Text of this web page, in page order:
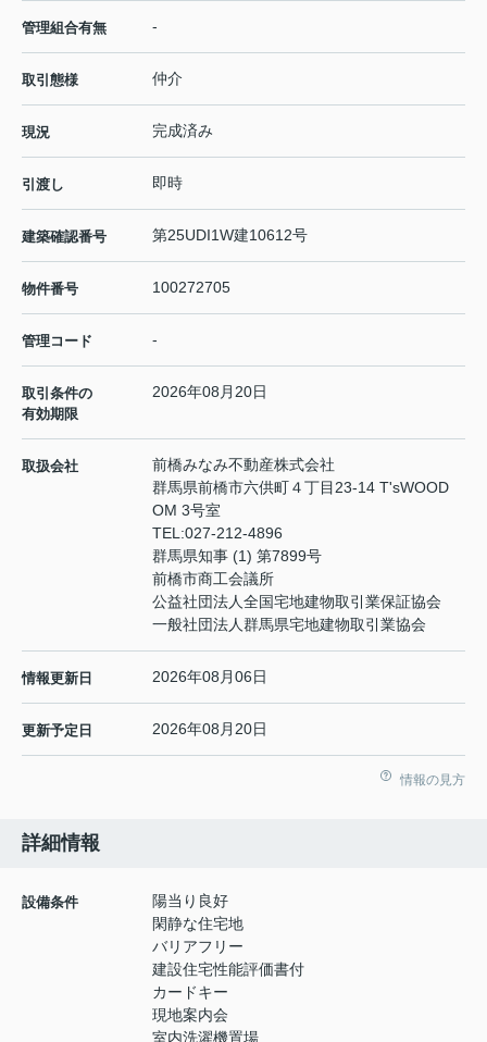
管理組合有無 -
取引態様 仲介
現況 完成済み
引渡し 即時
建築確認番号 第25UDI1W建10612号
物件番号 100272705
管理コード -
取引条件の
有効期限
2026年08月20日
取扱会社
前橋みなみ不動産株式会社
群馬県前橋市六供町４丁目23‐14 T'sWOOD
OM 3号室
TEL:027-212-4896
群馬県知事 (1) 第7899号
前橋市商工会議所
公益社団法人全国宅地建物取引業保証協会
一般社団法人群馬県宅地建物取引業協会
情報更新日 2026年08月06日
更新予定日 2026年08月20日
情報の見方
詳細情報
設備条件
陽当り良好
閑静な住宅地
バリアフリー
建設住宅性能評価書付
カードキー
現地案内会
室内洗濯機置場